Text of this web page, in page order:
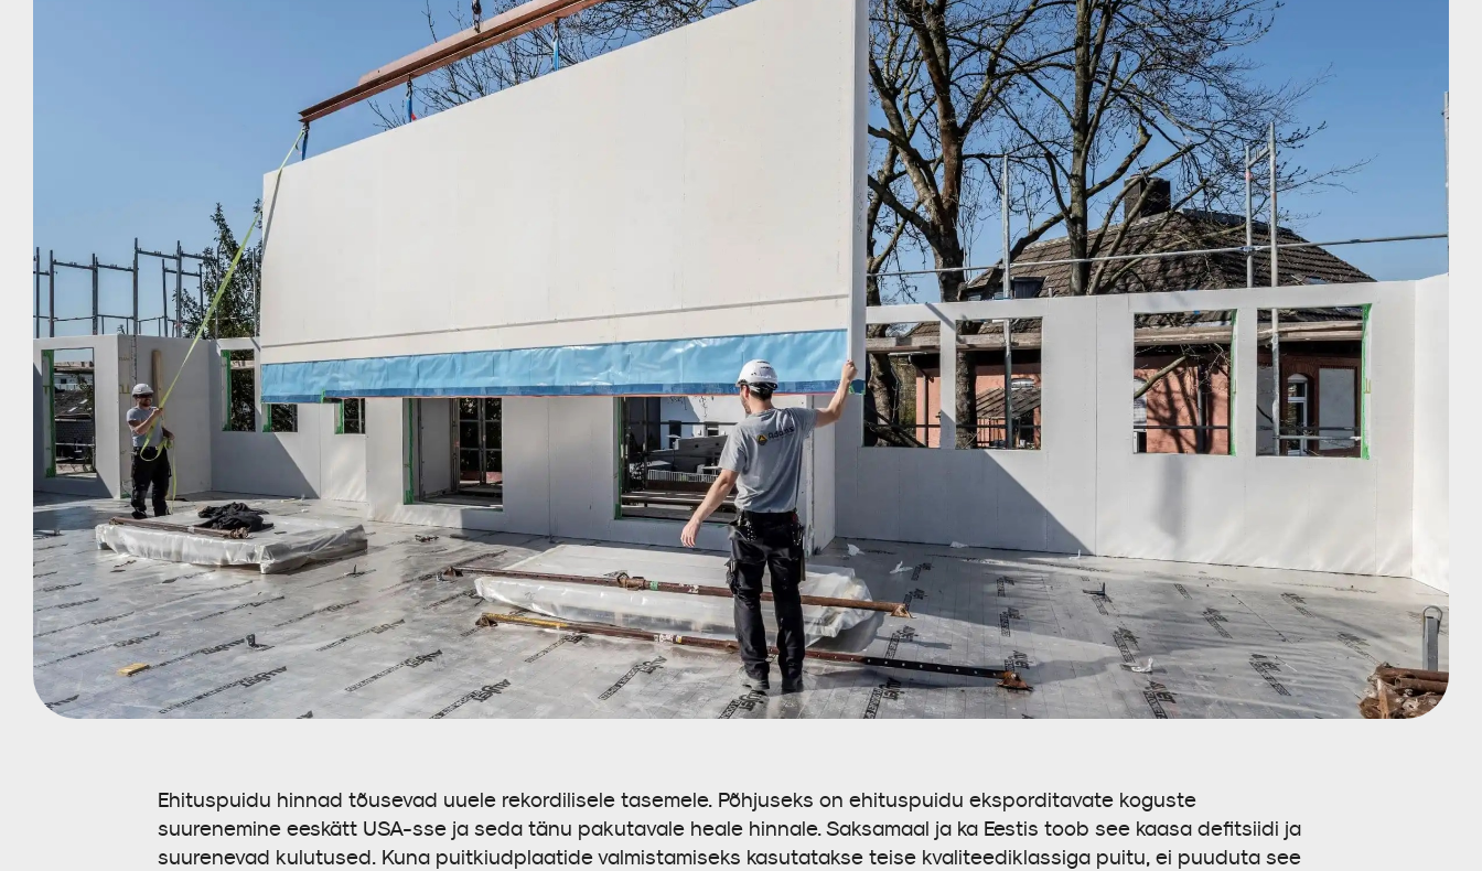
Ehituspuidu hinnad tõusevad uuele rekordilisele tasemele. Põhjuseks on ehituspuidu eksporditavate koguste
suurenemine eeskätt USA-sse ja seda tänu pakutavale heale hinnale. Saksamaal ja ka Eestis toob see kaasa defitsiidi ja
suurenevad kulutused. Kuna puitkiudplaatide valmistamiseks kasutatakse teise kvaliteediklassiga puitu, ei puuduta see